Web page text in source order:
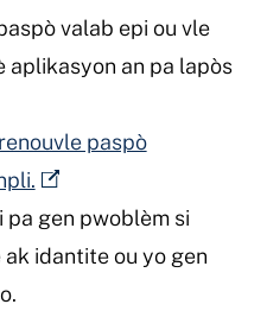
valab epi ou vle
aplikasyon an pa lapòs
paspò
pa gen pwoblèm si
idantite ou yo gen